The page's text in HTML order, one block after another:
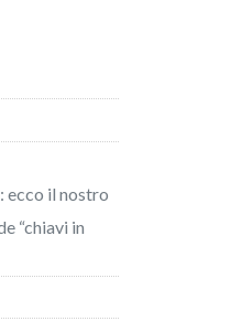
il nostro
“chiavi in